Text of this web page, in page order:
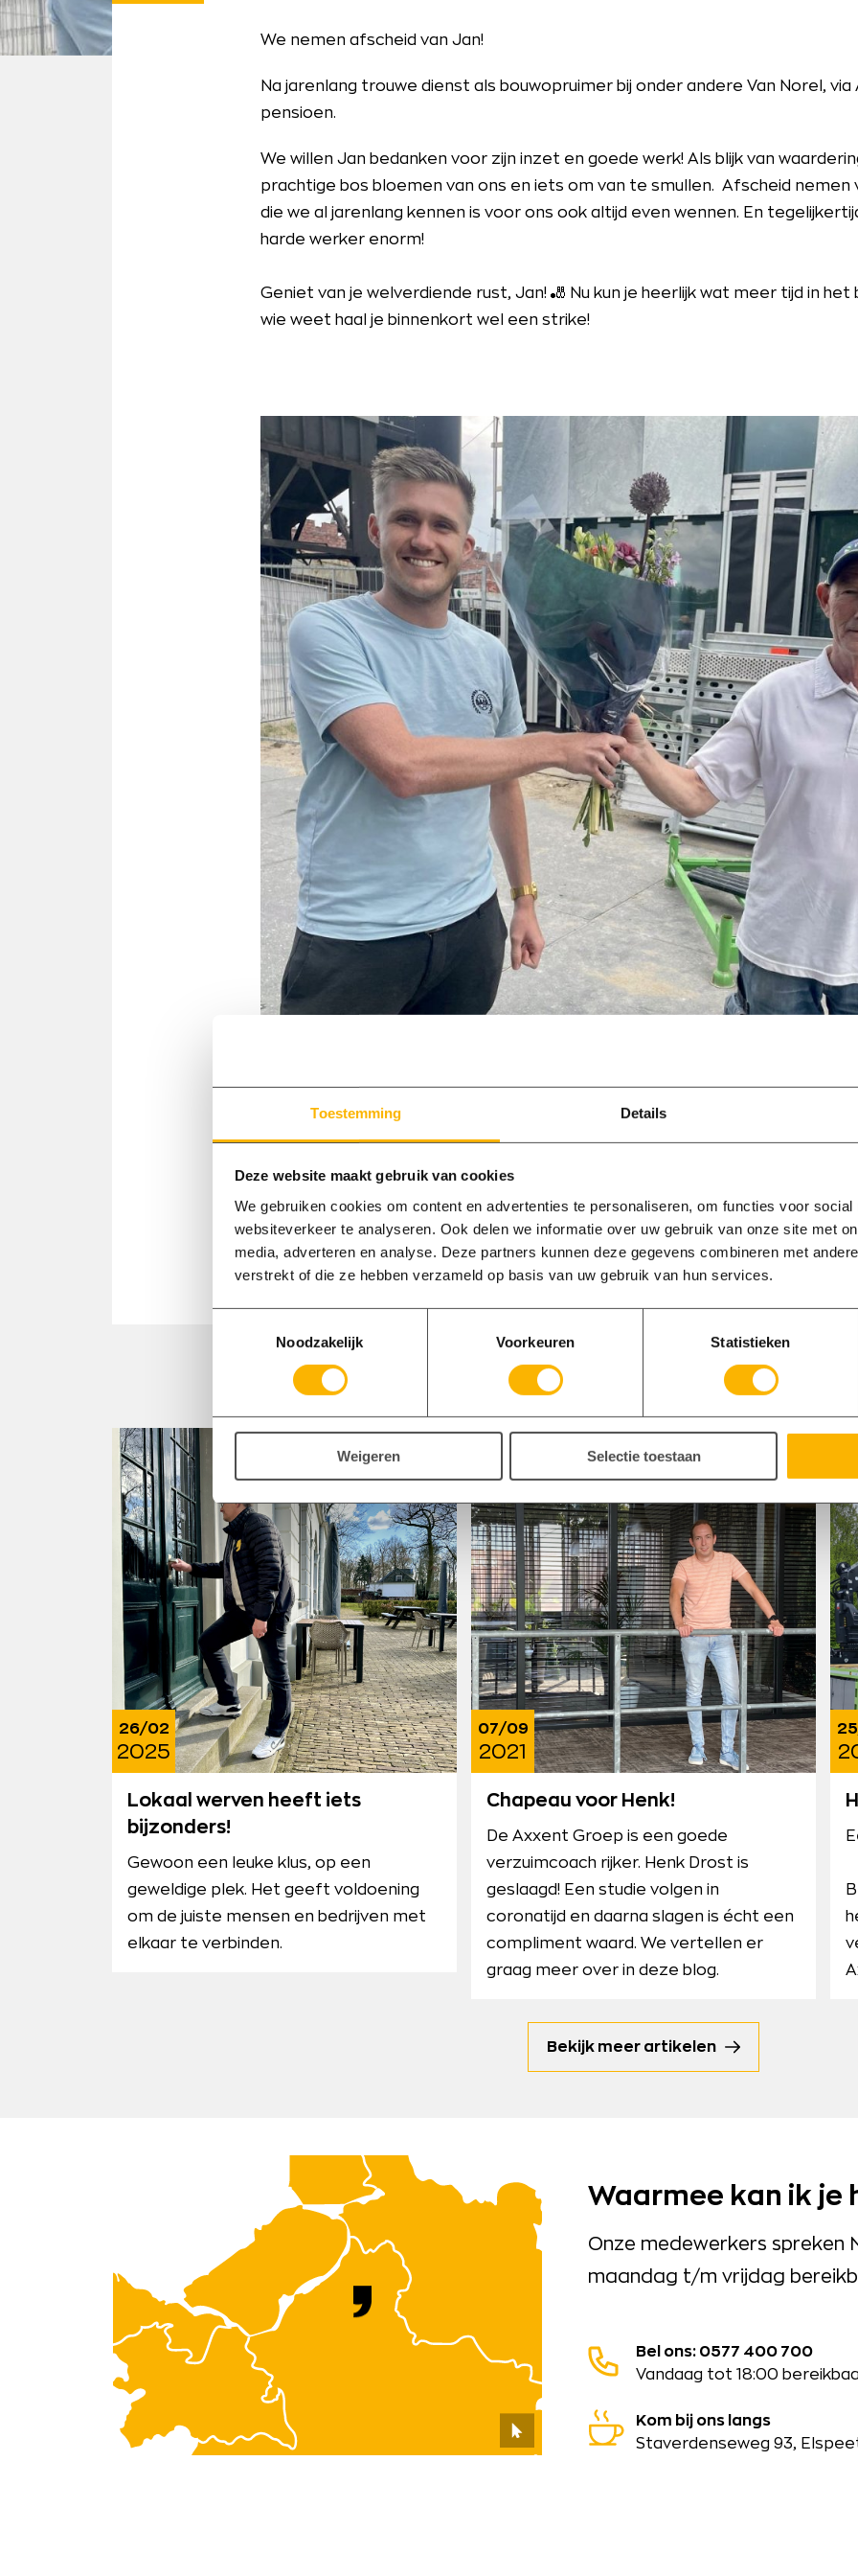
Toestemming Details
Deze website maakt gebruik van cookies
We gebruiken cookies om content en advertenties te personaliseren, om functies voor social
websiteverkeer te analyseren. Ook delen we informatie over uw gebruik van onze site met
media, adverteren en analyse. Deze partners kunnen deze gegevens combineren met
verstrekt of die ze hebben verzameld op basis van uw gebruik van hun services.
Noodzakelijk
Voorkeuren Statistieken
Weigeren Selectie toestaan
We nemen afscheid van Jan!
Na jarenlang trouwe dienst als bouwopruimer bij onder andere Van Norel,
pensioen.
We willen Jan bedanken voor zijn inzet en goede werk! Als blijk van
prachtige bos bloemen van ons en iets om van te smullen. Afscheid nemen
die we al jarenlang kennen is voor ons ook altijd even wennen. En
harde werker enorm!
Geniet van je welverdiende rust, Jan! 🎳 Nu kun je heerlijk wat meer tijd in
wie weet haal je binnenkort wel een strike!
DEEL ARTIKEL
26/02
2025
Lokaal werven heeft iets
bijzonders!
Gewoon een leuke klus, op een
geweldige plek. Het geeft voldoening
om de juiste mensen en bedrijven met
elkaar te verbinden.
07/09
2021
Chapeau voor Henk!
De Axxent Groep is een goede
verzuimcoach rijker. Henk Drost is
geslaagd! Een studie volgen in
coronatijd en daarna slagen is écht een
compliment waard. We vertellen er
graag meer over in deze blog.
Bekijk meer artikelen
Waarmee kan ik je
Onze medewerkers spreken
maandag t/m vrijdag
Bel ons: 0577 400 700
Vandaag tot 18:00
Kom bij ons langs
Staverdenseweg 93,